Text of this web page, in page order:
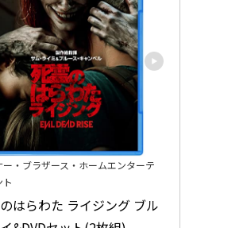
ー・ブラザース・ホームエンターテ
ト
はらわた ライジング ブル